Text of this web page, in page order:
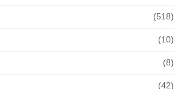
(518)
(10)
(8)
(42)